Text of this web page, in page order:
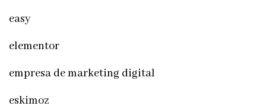
easy
elementor
empresa de marketing digital
eskimoz